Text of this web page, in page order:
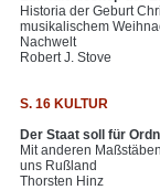
Historia der Geburt
musikalischem
Nachwelt
Robert J. Stove
S. 16 KULTUR
Der Staat soll für
Mit anderen
uns Rußland
Thorsten Hinz